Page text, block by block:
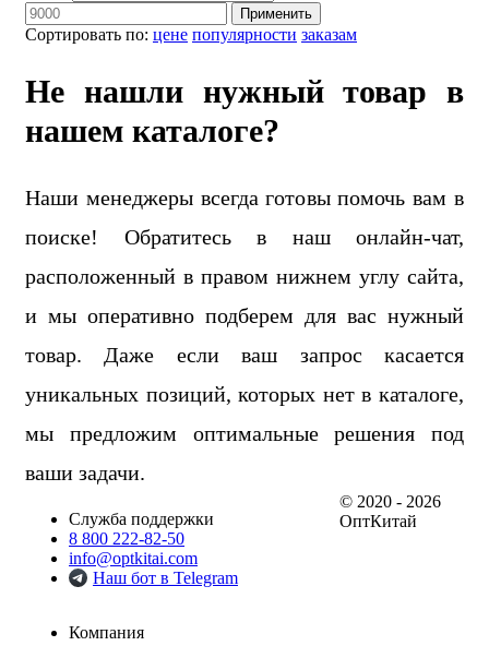
Сортировать по: цене популярности заказам
Применить
Не нашли нужный товар в
нашем каталоге?
Наши менеджеры всегда готовы помочь вам в
поиске! Обратитесь в наш онлайн-чат,
расположенный в правом нижнем углу сайта,
и мы оперативно подберем для вас нужный
товар. Даже если ваш запрос касается
уникальных позиций, которых нет в каталоге,
мы предложим оптимальные решения под
ваши задачи.
Служба поддержки
8 800 222-82-50
info@optkitai.com
Наш бот в Telegram
Компания
© 2020 - 2026
ОптКитай